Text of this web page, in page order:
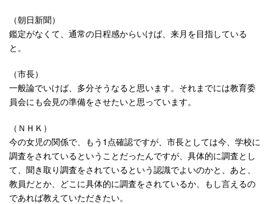
（朝日新聞）
鑑定がなくて、通常の日程感からいけば、来月を目指している
と。
（市長）
一般論でいけば、多分そうなると思います。それまでには教育委
員会にも会見の準備をさせたいと思っています。
（ＮＨＫ）
今の女児の関係で、もう1点確認ですが、市長としては今、学校に
調査をされているということだったんですが、具体的に調査とし
て、聞き取り調査をされているという認識でよいのかと、あと、
教員だとか、どこに具体的に調査をされているか、もし言えるの
であれば教えていただきたい。